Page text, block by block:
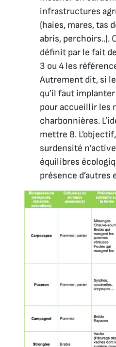
infrastructures
(haies, mares, tas
abris, perchoirs..).
définit par le fait
3 ou 4 les
Autrement dit, si
qu’il faut
pour accueillir les
charbonnières.
mettre 8.
surdensité
équilibres
présence d’autres